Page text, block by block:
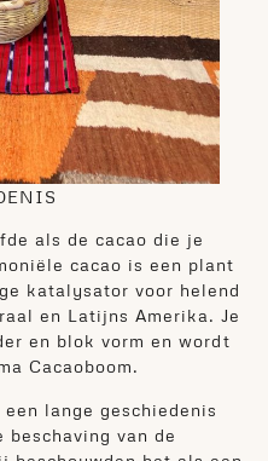
als de cacao die je
cacao is een plant
katalysator voor helend
en Latijns Amerika. Je
en blok vorm en wordt
Cacaoboom.
lange geschiedenis
van de